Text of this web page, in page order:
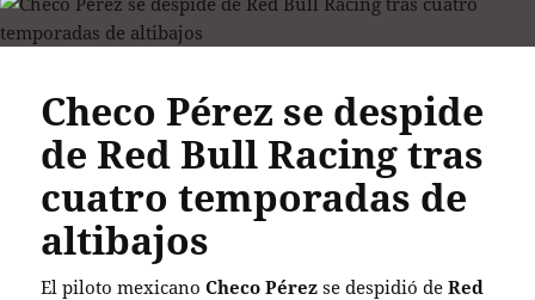
Checo Pérez se despide
de Red Bull Racing tras
cuatro temporadas de
altibajos
El piloto mexicanoCheco Pérez se despidió deRed